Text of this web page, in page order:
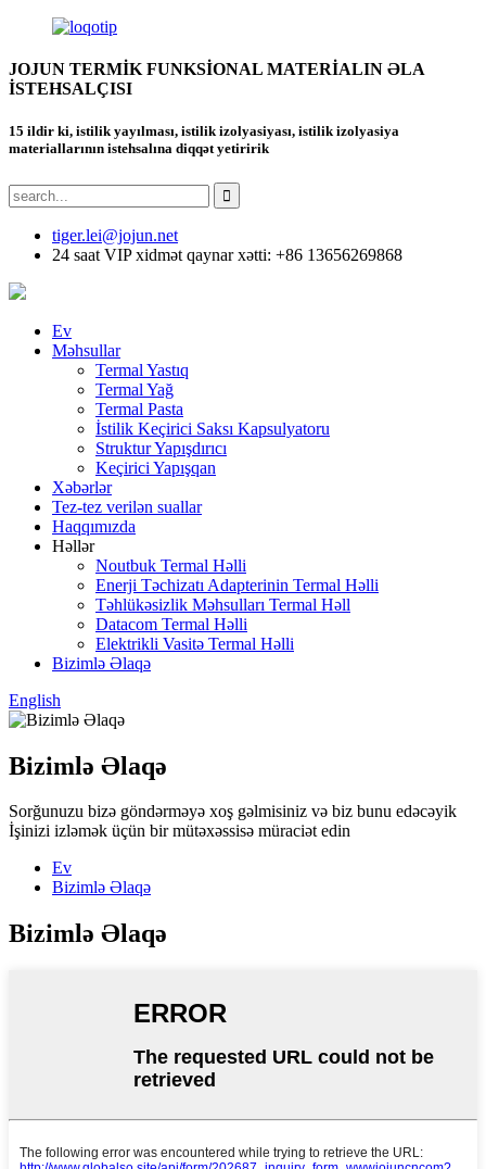
JOJUN TERMİK FUNKSİONAL MATERİALIN ƏLA
İSTEHSALÇISI
15 ildir ki, istilik yayılması, istilik izolyasiyası, istilik izolyasiya
materiallarının istehsalına diqqət yetiririk
tiger.lei@jojun.net
24 saat VIP xidmət qaynar xətti: +86 13656269868
Ev
Məhsullar
Termal Yastıq
Termal Yağ
Termal Pasta
İstilik Keçirici Saksı Kapsulyatoru
Struktur Yapışdırıcı
Keçirici Yapışqan
Xəbərlər
Tez-tez verilən suallar
Haqqımızda
Həllər
Noutbuk Termal Həlli
Enerji Təchizatı Adapterinin Termal Həlli
Təhlükəsizlik Məhsulları Termal Həll
Datacom Termal Həlli
Elektrikli Vasitə Termal Həlli
Bizimlə Əlaqə
English
Bizimlə Əlaqə
Sorğunuzu bizə göndərməyə xoş gəlmisiniz və biz bunu edəcəyik
İşinizi izləmək üçün bir mütəxəssisə müraciət edin
Ev
Bizimlə Əlaqə
Bizimlə Əlaqə